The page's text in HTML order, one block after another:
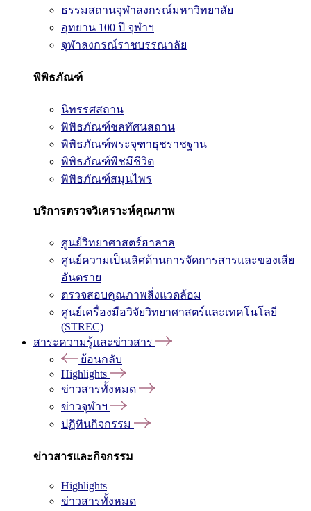
ธรรมสถานจุฬาลงกรณ์มหาวิทยาลัย
อุทยาน 100 ปี จุฬาฯ
จุฬาลงกรณ์ราชบรรณาลัย
พิพิธภัณฑ์
นิทรรศสถาน
พิพิธภัณฑ์ชลทัศนสถาน
พิพิธภัณฑ์พระจุฑาธุชราชฐาน
พิพิธภัณฑ์พืชมีชีวิต
พิพิธภัณฑ์สมุนไพร
บริการตรวจวิเคราะห์คุณภาพ
ศูนย์วิทยาศาสตร์ฮาลาล
ศูนย์ความเป็นเลิศด้านการจัดการสารและของเสีย
อันตราย
ตรวจสอบคุณภาพสิ่งแวดล้อม
ศูนย์เครื่องมือวิจัยวิทยาศาสตร์และเทคโนโลยี
(STREC)
สาระความรู้และข่าวสาร
ย้อนกลับ
Highlights
ข่าวสารทั้งหมด
ข่าวจุฬาฯ
ปฏิทินกิจกรรม
ข่าวสารและกิจกรรม
Highlights
ข่าวสารทั้งหมด